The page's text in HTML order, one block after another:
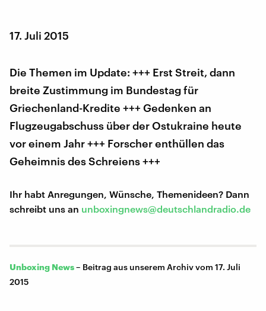
17. Juli 2015
Die Themen im Update: +++ Erst Streit, dann
breite Zustimmung im Bundestag für
Griechenland-Kredite +++ Gedenken an
Flugzeugabschuss über der Ostukraine heute
vor einem Jahr +++ Forscher enthüllen das
Geheimnis des Schreiens +++
Ihr habt Anregungen, Wünsche, Themenideen? Dann
schreibt uns an unboxingnews@deutschlandradio.de
Unboxing News– Beitrag aus unserem Archiv vom 17. Juli
2015